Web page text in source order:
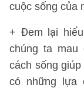
cuộc sống của
+ Đem lại
chúng ta mau
cách sống
có những lựa